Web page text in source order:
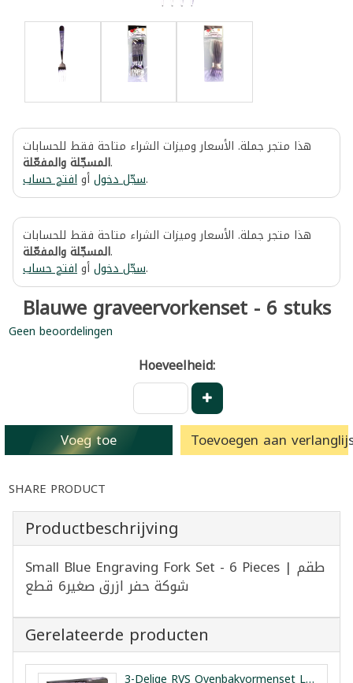
هذا متجر جملة. الأسعار وميزات الشراء متاحة فقط للحسابات
المسجّلة والمفعّلة.
سجّل دخولأوافتح حساب .
هذا متجر جملة. الأسعار وميزات الشراء متاحة فقط للحسابات
المسجّلة والمفعّلة.
سجّل دخولأوافتح حساب .
Blauwe graveervorkenset - 6 stuks
Geen beoordelingen
Hoeveelheid:
Voeg toe Toevoegen aan
SHARE PRODUCT
Productbeschrijving
Small Blue Engraving Fork Set - 6 Pieces | طقم
شوكة حفر ازرق صغير6 قطع
Gerelateerde producten